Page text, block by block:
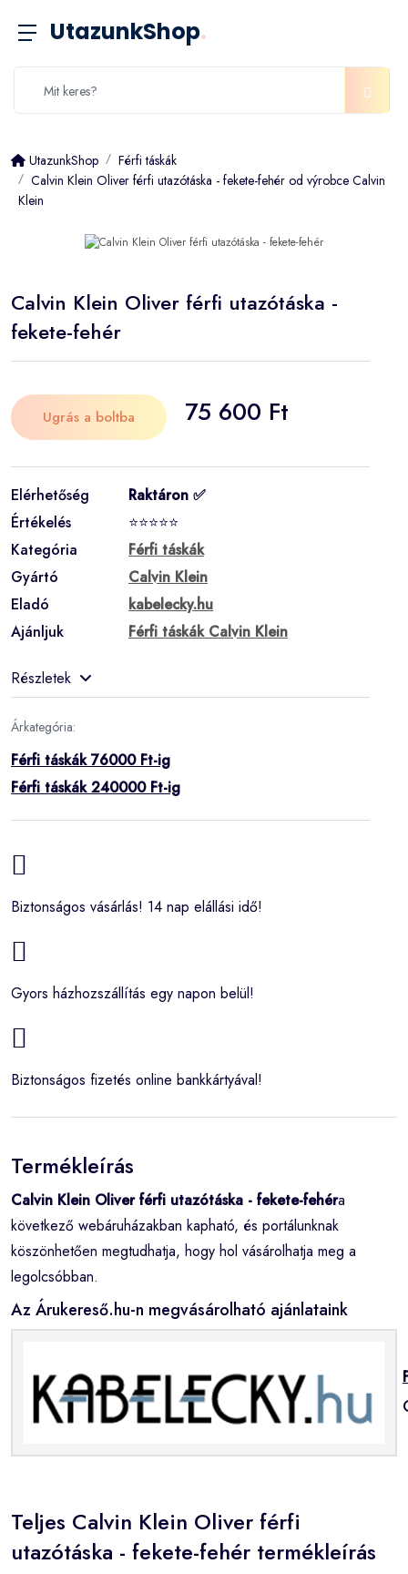
UtazunkShop.
UtazunkShop
Férfi táskák
Calvin Klein Oliver férfi utazótáska - fekete-fehér od výrobce Calvin
Klein
Calvin Klein Oliver férfi utazótáska -
fekete-fehér
Ugrás a boltba 75 600 Ft
Elérhetőség
Raktáron ✅
Értékelés
⭐⭐⭐⭐⭐
Kategória
Férfi táskák
Gyártó
Calvin Klein
Eladó
kabelecky.hu
Ajánljuk
Férfi táskák Calvin Klein
Részletek
Árkategória:
Férfi táskák 76000 Ft-ig
Férfi táskák 240000 Ft-ig
Biztonságos vásárlás! 14 nap elállási idő!
Gyors házhozszállítás egy napon belül!
Biztonságos fizetés online bankkártyával!
Termékleírás
Calvin Klein Oliver férfi utazótáska - fekete-fehéra
következő webáruházakban kapható, és portálunknak
köszönhetően megtudhatja, hogy hol vásárolhatja meg a
legolcsóbban.
Az Árukereső.hu-n megvásárolható ajánlataink
Teljes Calvin Klein Oliver férfi
utazótáska - fekete-fehér termékleírás